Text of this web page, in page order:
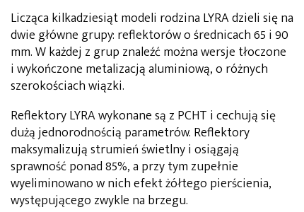
Licząca kilkadziesiąt modeli rodzina LYRA dzieli się na
dwie główne grupy: reflektorów o średnicach 65 i 90
mm. W każdej z grup znaleźć można wersje tłoczone
i wykończone metalizacją aluminiową, o różnych
szerokościach wiązki.
Reflektory LYRA wykonane są z PCHT i cechują się
dużą jednorodnością parametrów. Reflektory
maksymalizują strumień świetlny i osiągają
sprawność ponad 85%, a przy tym zupełnie
wyeliminowano w nich efekt żółtego pierścienia,
występującego zwykle na brzegu.